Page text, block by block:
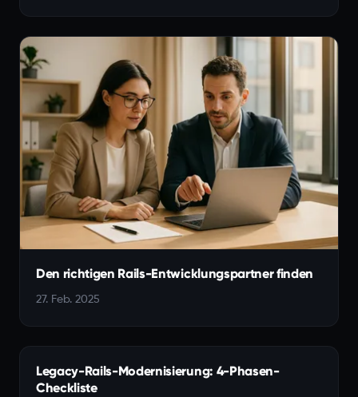
Den richtigen Rails-Entwicklungspartner finden
27. Feb. 2025
Legacy-Rails-Modernisierung: 4-Phasen-
Checkliste